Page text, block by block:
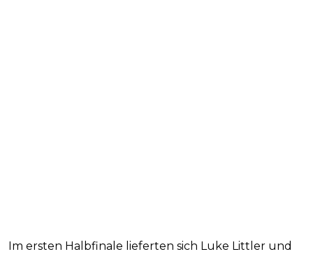
Im ersten Halbfinale lieferten sich Luke Littler und